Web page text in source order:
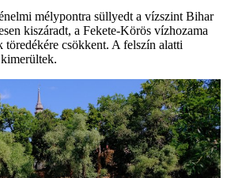
mélypontra süllyedt a vízszint Bihar
kiszáradt, a Fekete-Körös vízhozama
töredékére csökkent. A felszín alatti